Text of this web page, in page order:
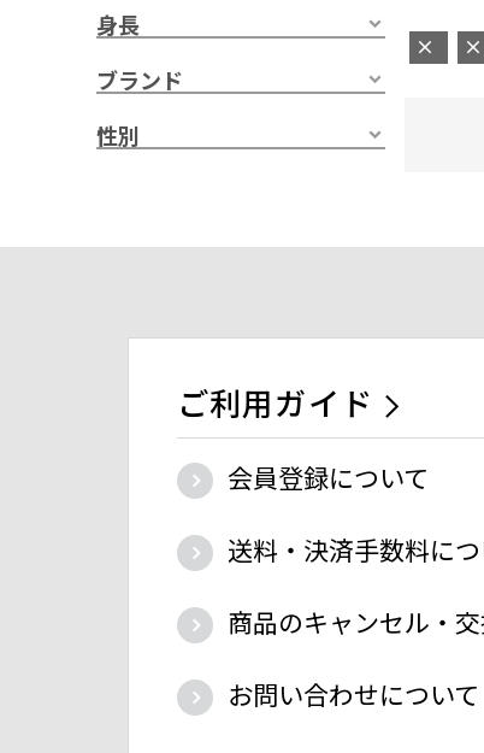
身長
ブランド
性別
ご利用ガイド
会員登録について
送料・決済手数料に
商品のキャンセル・
お問い合わせについて